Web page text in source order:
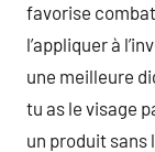
favorise
l’appliquer à
une meilleure
tu as le visage
un produit sans